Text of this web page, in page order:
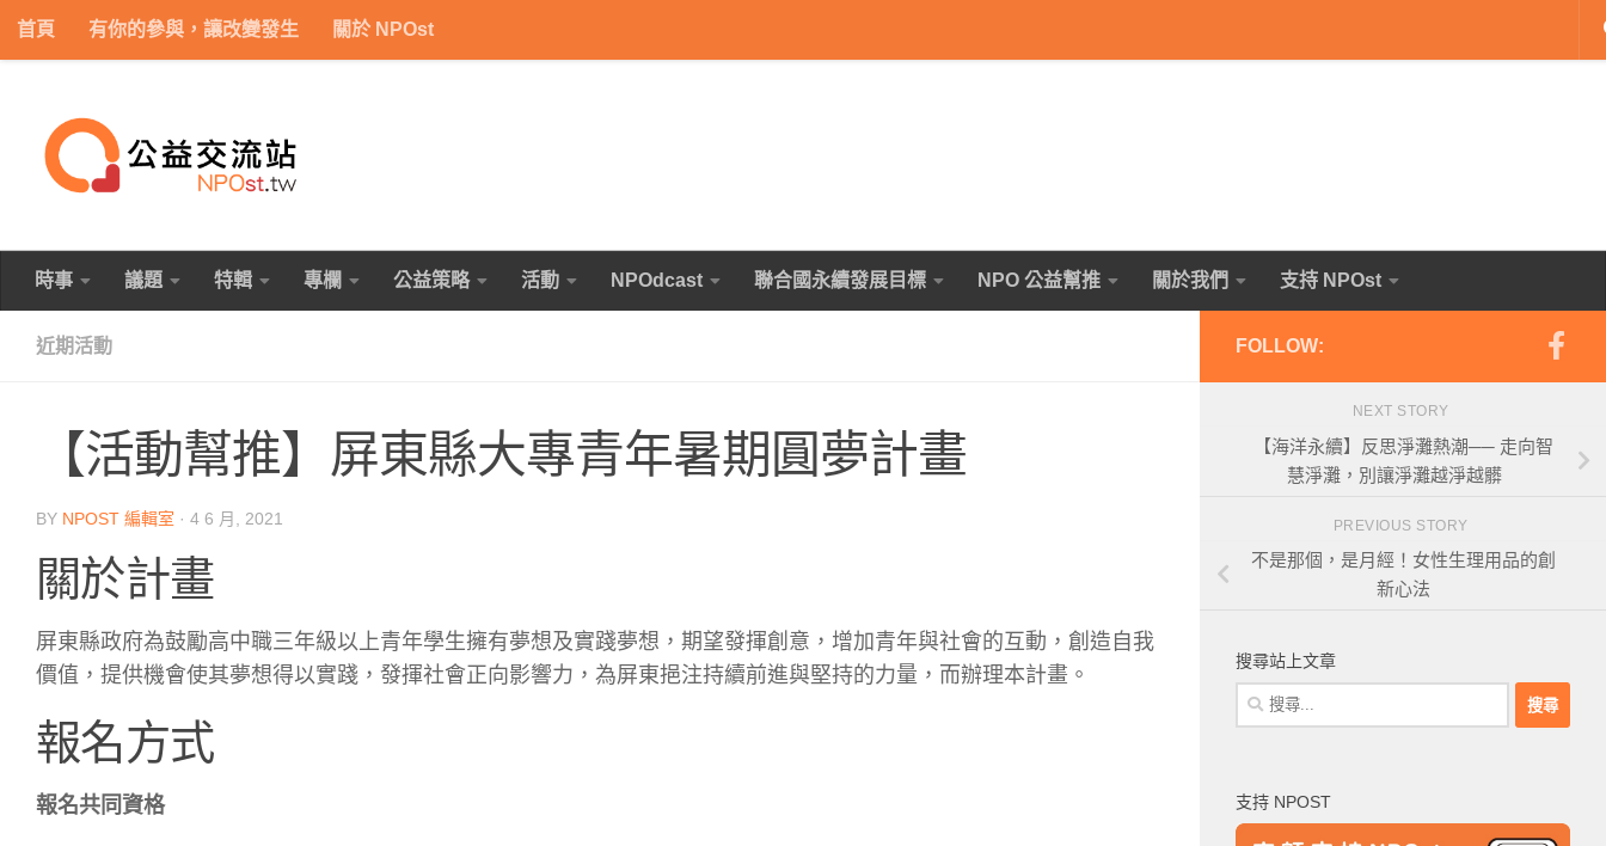
Skip to content
首頁 有你的參與，讓改變發生 關於 NPOst
時事 議題 特輯 專欄 公益策略 活動 NPOdcast 聯合國永續發展目標 NPO 公益幫推 關於我們 支持 NPOst
近期活動
【活動幫推】屏東縣大專青年暑期圓夢計畫
BY NPOST 編輯室 · 4 6 月, 2021
關於計畫
屏東縣政府為鼓勵高中職三年級以上青年學生擁有夢想及實踐夢想，期望發揮創意，增加青年與社會的互動，創造自我
價值，提供機會使其夢想得以實踐，發揮社會正向影響力，為屏東挹注持續前進與堅持的力量，而辦理本計畫。
報名方式
報名共同資格
FOLLOW:
NEXT STORY
【海洋永續】反思淨灘熱潮── 走向智
慧淨灘，別讓淨灘越淨越髒
PREVIOUS STORY
不是那個，是月經！女性生理用品的創
新心法
搜尋站上文章
搜
尋
字:
支持 NPOST